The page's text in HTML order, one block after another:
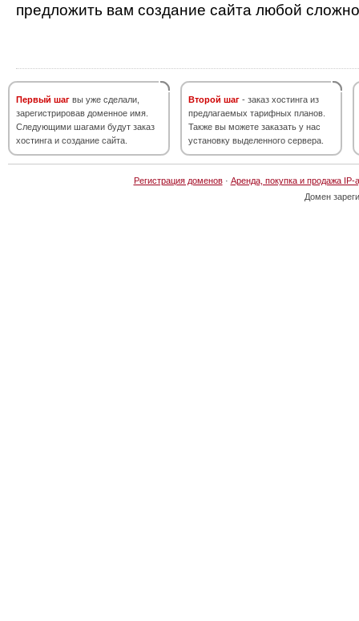
предложить вам создание сайта любой
Первый шаг вы уже сделали,
зарегистрировав доменное имя.
Следующими шагами будут заказ
хостинга и создание сайта.
Второй шаг - заказ хостинга из
предлагаемых тарифных планов.
Также вы можете заказать у нас
установку выделенного сервера.
Регистрация доменов· Аренда, покупка и продажа IP-
Домен